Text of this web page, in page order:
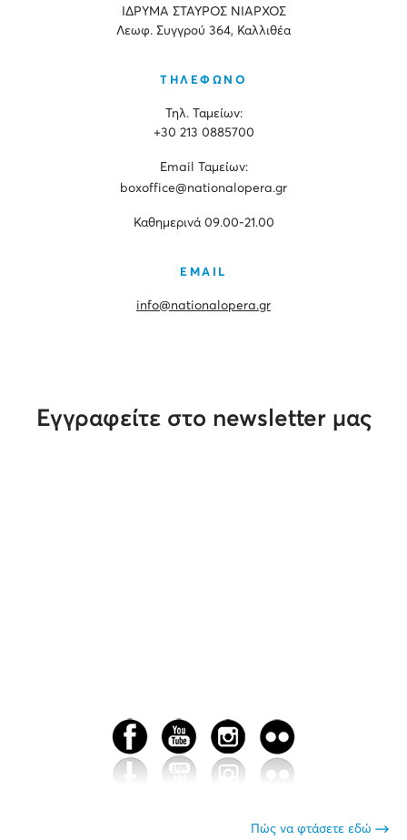
ΙΔΡΥΜΑ ΣΤΑΥΡΟΣ ΝΙΑΡΧΟΣ
Λεωφ. Συγγρού 364, Καλλιθέα
ΤΗΛΕΦΩΝΟ
Τηλ. Ταμείων:
+30 213 0885700
Εmail Ταμείων:
boxoffice@nationalopera.gr
Καθημερινά 09.00-21.00
EMAIL
info@nationalopera.gr
Εγγραφείτε στο newsletter μας
Πώς να φτάσετε εδώ